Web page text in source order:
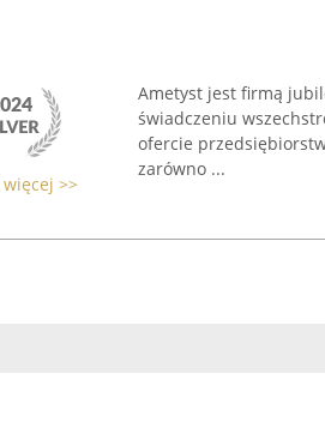
więcej >>
Ametyst jest firmą
świadczeniu
ofercie
zarówno ...